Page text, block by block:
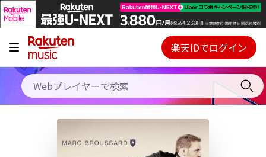
キャンペーン
料金プラン
使い方
初回30日間無料お試し
Webプレイヤー
ご契約内容の確認・変更
楽天IDでログイン